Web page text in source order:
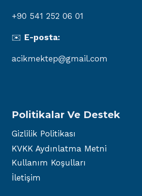
+90 541 252 06 01
✉️ E-posta:
acikmektep@gmail.com
Politikalar Ve Destek
Gizlilik Politikası
KVKK Aydınlatma Metni
Kullanım Koşulları
İletişim